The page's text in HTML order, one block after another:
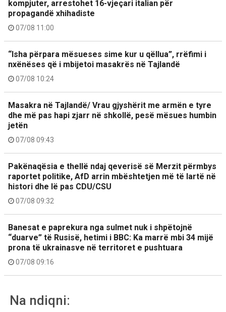
kompjuter, arrestohet 16-vjeçari italian për
propagandë xhihadiste
07/08 11:00
“Isha përpara mësueses sime kur u qëllua”, rrëfimi i
nxënëses që i mbijetoi masakrës në Tajlandë
07/08 10:24
Masakra në Tajlandë/ Vrau gjyshërit me armën e tyre
dhe më pas hapi zjarr në shkollë, pesë mësues humbin
jetën
07/08 09:43
Pakënaqësia e thellë ndaj qeverisë së Merzit përmbys
raportet politike, AfD arrin mbështetjen më të lartë në
histori dhe lë pas CDU/CSU
07/08 09:32
Banesat e paprekura nga sulmet nuk i shpëtojnë
“duarve” të Rusisë, hetimi i BBC: Ka marrë mbi 34 mijë
prona të ukrainasve në territoret e pushtuara
07/08 09:16
Na ndiqni: